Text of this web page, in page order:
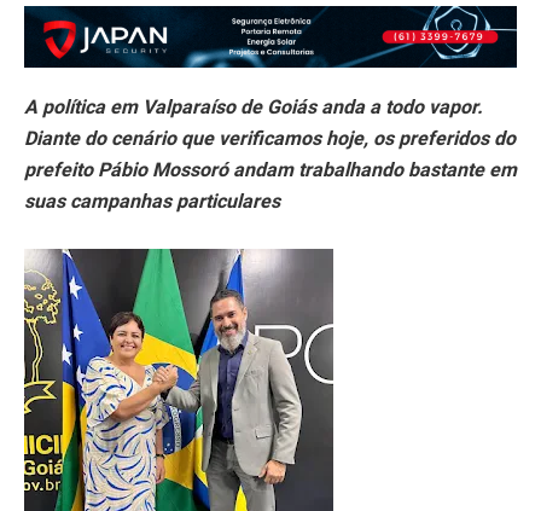
A política em Valparaíso de Goiás anda a todo vapor.
Diante do cenário que verificamos hoje, os preferidos do
prefeito Pábio Mossoró andam trabalhando bastante em
suas campanhas particulares